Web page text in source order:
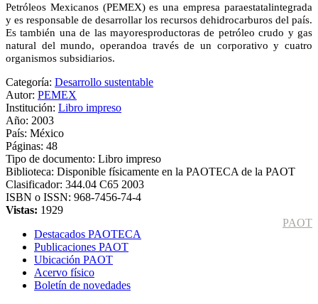
Petróleos Mexicanos (PEMEX) es una empresa paraestatalintegrada
y es responsable de desarrollar los recursos dehidrocarburos del país.
Es también una de las mayoresproductoras de petróleo crudo y gas
natural del mundo, operandoa través de un corporativo y cuatro
organismos subsidiarios.
Categoría: Desarrollo sustentable
Autor: PEMEX
Institución: Libro impreso
Año: 2003
País: México
Páginas: 48
Tipo de documento: Libro impreso
Biblioteca: Disponible físicamente en la PAOTECA de la PAOT
Clasificador: 344.04 C65 2003
ISBN o ISSN: 968-7456-74-4
Vistas: 1929
PAOT
Destacados PAOTECA
Publicaciones PAOT
Ubicación PAOT
Acervo físico
Boletín de novedades